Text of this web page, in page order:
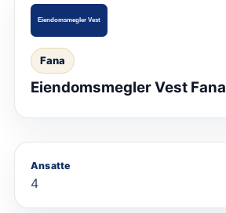
Fana
Eiendomsmegler Vest Fana
Ansatte
4